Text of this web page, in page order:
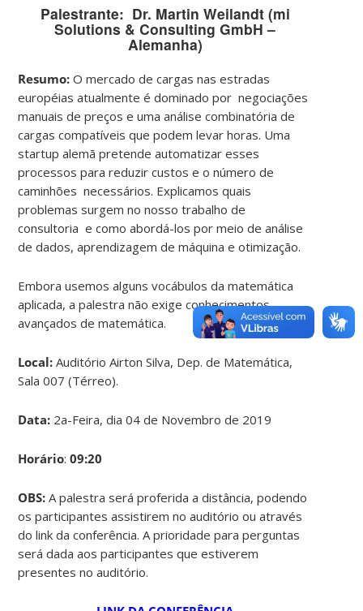
Palestrante: Dr. Martin Weilandt (mi
Solutions & Consulting GmbH –
Alemanha)
Resumo:O mercado de cargas nas estradas
européias atualmente é dominado por negociações
manuais de preços e uma análise combinatória de
cargas compatíveis que podem levar horas. Uma
startup alemã pretende automatizar esses
processos para reduzir custos e o número de
caminhões necessários. Explicamos quais
problemas surgem no nosso trabalho de
consultoria e como abordá-los por meio de análise
de dados, aprendizagem de máquina e otimização.
Embora usemos alguns vocábulos da matemática
aplicada, a palestra não exige conhecimentos
avançados de matemática.
Local: Auditório Airton Silva, Dep. de Matemática,
Sala 007 (Térreo).
Data: 2a-Feira, dia 04 de Novembro de 2019
Horário:09:20
OBS:A palestra será proferida a distância, podendo
os participantes assistirem no auditório ou através
do link da conferência. A prioridade para perguntas
será dada aos participantes que estiverem
presentes no auditório.